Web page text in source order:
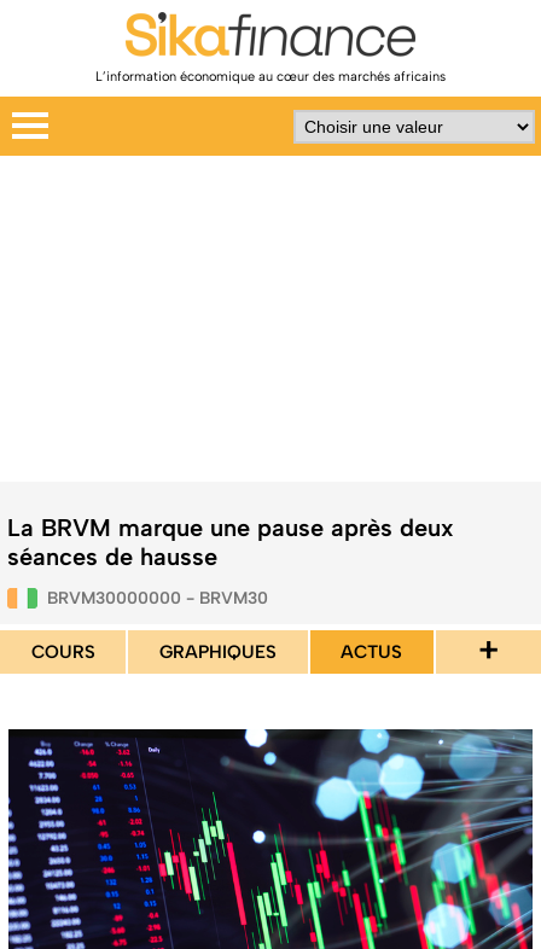
L’information économique au cœur des marchés africains
La BRVM marque une pause après deux
séances de hausse
BRVM30000000 - BRVM30
COURS GRAPHIQUES ACTUS +